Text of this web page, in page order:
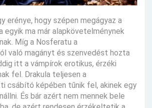
erénye, hogy szépen megágyaz a
egyik ma már alapkövetelménynek
Míg a Nosferatu a
való magányt és szenvedést hozta
itt a vámpírok erotikus, érzéki
fel. Drakula teljesen a
csábító képében tűnik fel, akinek egy
És bár azért nem mennek bele